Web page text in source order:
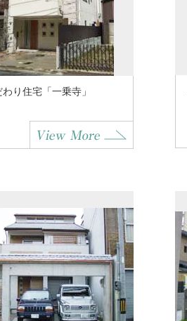
わり住宅「一乗寺」